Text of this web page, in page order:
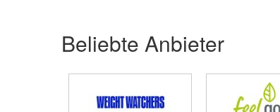
Beliebte Anbieter